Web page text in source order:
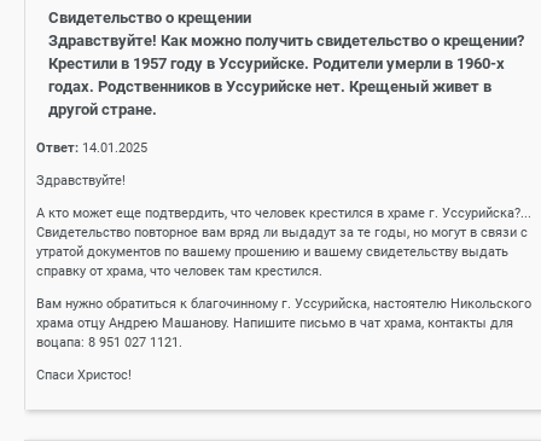
Свидетельство о крещении
Здравствуйте! Как можно получить свидетельство о крещении?
Крестили в 1957 году в Уссурийске. Родители умерли в 1960-х
годах. Родственников в Уссурийске нет. Крещеный живет в
другой стране.
Ответ: 14.01.2025
Здравствуйте!
А кто может еще подтвердить, что человек крестился в храме г. Уссурийска?...
Свидетельство повторное вам вряд ли выдадут за те годы, но могут в связи с
утратой документов по вашему прошению и вашему свидетельству выдать
справку от храма, что человек там крестился.
Вам нужно обратиться к благочинному г. Уссурийска, настоятелю Никольского
храма отцу Андрею Машанову. Напишите письмо в чат храма, контакты для
воцапа: 8 951 027 1121.
Спаси Христос!